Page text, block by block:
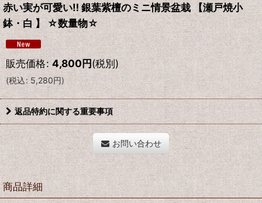
赤い実が可愛い‼ 銀葉紫檀のミニ情景盆栽 【瀬戸焼小
鉢・白 】 ☆数量物☆
販売価格: 4,800円(税別)
(税込: 5,280円)
返品特約に関する重要事項
お問い合わせ
商品詳細